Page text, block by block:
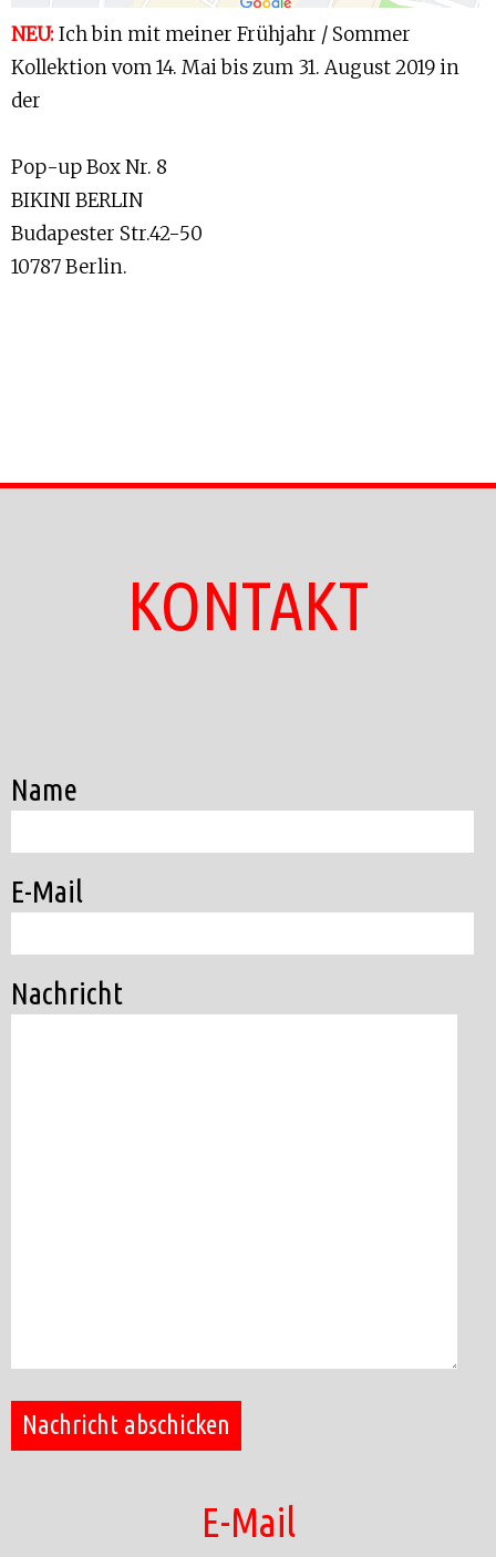
NEU:Ich bin mit meiner Frühjahr / Sommer
Kollektion vom 14. Mai bis zum 31. August 2019 in
der
Pop-up Box Nr. 8
BIKINI BERLIN
Budapester Str.42-50
10787 Berlin.
KONTAKT
Name
E-Mail
Nachricht
E-Mail